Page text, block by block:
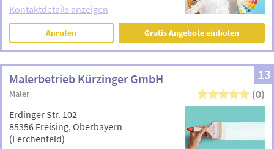
Kontaktdetails anzeigen
Anrufen Gratis Angebote einholen
13
Malerbetrieb Kürzinger GmbH
Maler (0)
Erdinger Str. 102
85356 Freising, Oberbayern
(Lerchenfeld)